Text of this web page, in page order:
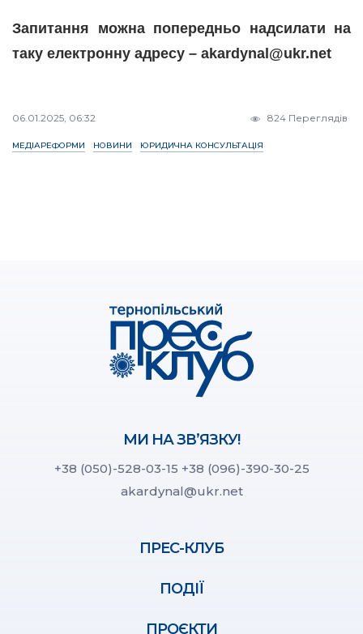
Запитання можна попередньо надсилати на
таку електронну адресу – akardynal@ukr.net
06.01.2025, 06:32 824 Переглядів
МЕДІАРЕФОРМИ НОВИНИ ЮРИДИЧНА КОНСУЛЬТАЦІЯ
МИ НА ЗВ’ЯЗКУ!
+38 (050)-528-03-15 +38 (096)-390-30-25
akardynal@ukr.net
ПРЕС-КЛУБ
ПОДІЇ
ПРОЄКТИ